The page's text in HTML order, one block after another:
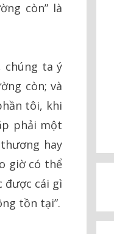
còn” là
chúng ta ý
còn; và
tôi, khi
phải một
hay
giờ có thể
được cái gì
tồn tại”.